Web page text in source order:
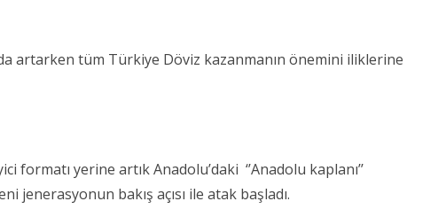
artarken tüm Türkiye Döviz kazanmanın önemini iliklerine
formatı yerine artık Anadolu’daki ‘’Anadolu kaplanı’’
jenerasyonun bakış açısı ile atak başladı.